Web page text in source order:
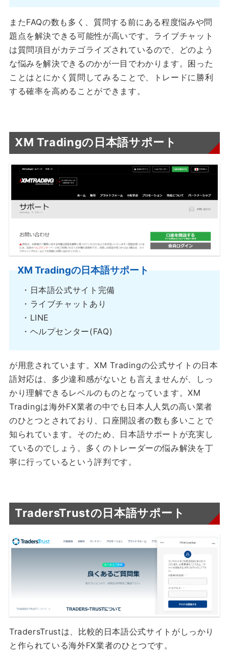
またFAQの数も多く、質問する前にある程度悩みや問
題点を解決できる可能性が高いです。ライブチャット
は質問項目がカテゴライズされているので、どのよう
な悩みを解決できるのかが一目でわかります。困った
ことはとにかく質問してみることで、トレードに勝利
する確率を高めることができます。
XM Tradingの日本語サポート
XM Tradingの日本語サポート
・日本語公式サイト完備
・ライブチャットあり
・LINE
・ヘルプセンター(FAQ)
が用意されています。XM Tradingの公式サイトの日本
語対応は、多少違和感がないとも言えませんが、しっ
かり理解できるレベルのものとなっています。XM
Tradingは海外FX業者の中でも日本人人気の高い業者
のひとつとされており、口座開設者の数も多いことで
知られています。そのため、日本語サポートが充実し
ているのでしょう。多くのトレーダーの悩み解決を丁
寧に行っているという評判です。
TradersTrustの日本語サポート
TradersTrustは、比較的日本語公式サイトがしっかり
と作られている海外FX業者のひとつです。